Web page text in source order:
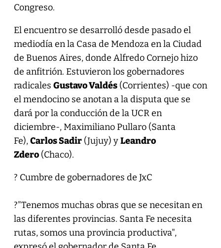
Congreso.
El encuentro se desarrolló desde pasado el
mediodía en la Casa de Mendoza en la Ciudad
de Buenos Aires, donde Alfredo Cornejo hizo
de anfitrión. Estuvieron los gobernadores
radicales Gustavo Valdés(Corrientes) -que con
el mendocino se anotan a la disputa que se
dará por la conducción de la UCR en
diciembre-, Maximiliano Pullaro (Santa
Fe),Carlos Sadir(Jujuy) yLeandro
Zdero(Chaco).
? Cumbre de gobernadores de JxC
?️"Tenemos muchas obras que se necesitan en
las diferentes provincias. Santa Fe necesita
rutas, somos una provincia productiva",